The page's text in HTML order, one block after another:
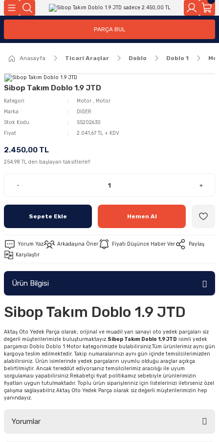
PARÇA BUL
Anasayfa Ticari Araçlar Doblo Doblo 1
Sibop Takım Doblo 1.9 JTD
Kategori Motor , Motor
Marka
DİĞER
Stok Kodu
55202630
Fiyat
2.041,67 TL + KDV
2.450,00 TL
254,98 TL den başlayan taksitlerle!!
- +
Sepete Ekle Hemen Al
Yorum Yaz Arkadaşına Öner Fiyatı Düşünce Haber Ver
Paylaş
Karşılaştır
Ürün Bilgisi
Sibop Takım Doblo 1.9 JTD
Aktaş Oto Yedek Parça olarak; orijinal ve muadil yan sanayi oto yedek parçaları siz
değerli müşterilerimizle buluşturmaktayız.Sibop Takım Doblo 1.9 JTD isimli yedek
parçamızı Doblo Doblo 1 Motor kategorimizde bulabilirsiniz.Tüm ürünlerimiz aynı gün
kargoya teslim edilmektedir. Takip numaralarınızı aynı gün içinde temsilcilerimizden
alabilirsiniz. Ürün isimlerinde yedek parçaların uyumlu olduğu araçlar açıkça
belirtilmiştir. Ancak tereddüt ediyorsanız temsilcilerimiz aracılığı ile uyum
sorgulaması yapabilirsiniz.Rekabetçi fiyat politikamız sebebiyle ürünlerimizin
fiyatları uygun tutulmaktadır. Toplu ürün siparişleriniz için listelerinizi iletirseniz özel
çalışma sağlayabilriz.Aktaş Oto Yedek Parça olarak siz değerli müşterilerimizin hep
yanındayız.
Yorumlar